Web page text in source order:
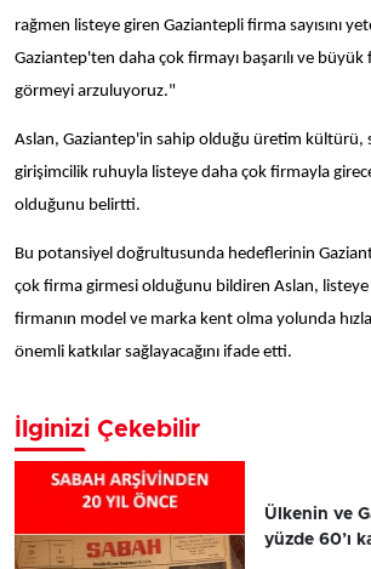
rağmen listeye giren Gaziantepli firma sayısını
Gaziantep'ten daha çok firmayı başarılı ve büyük
görmeyi arzuluyoruz."
Aslan, Gaziantep'in sahip olduğu üretim kültürü,
girişimcilik ruhuyla listeye daha çok firmayla
olduğunu belirtti.
Bu potansiyel doğrultusunda hedeflerinin
çok firma girmesi olduğunu bildiren Aslan,
firmanın model ve marka kent olma yolunda
önemli katkılar sağlayacağını ifade etti.
İlginizi Çekebilir
Ülkenin ve
yüzde 60’ı